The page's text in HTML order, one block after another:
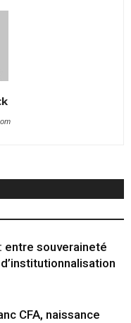
entre souveraineté
CFA, naissance